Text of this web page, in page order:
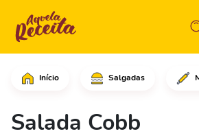
Início Salgadas
Salada Cobb
Comece colocando as